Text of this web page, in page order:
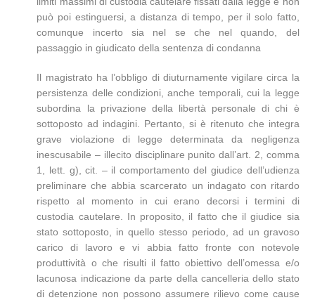
può poi estinguersi, a distanza di tempo, per il solo fatto,
comunque incerto sia nel se che nel quando, del
passaggio in giudicato della sentenza di condanna
Il magistrato ha l’obbligo di diuturnamente vigilare circa la
persistenza delle condizioni, anche temporali, cui la legge
subordina la privazione della libertà personale di chi è
sottoposto ad indagini. Pertanto, si è ritenuto che integra
grave violazione di legge determinata da negligenza
inescusabile – illecito disciplinare punito dall’art. 2, comma
1, lett. g), cit. – il comportamento del giudice dell’udienza
preliminare che abbia scarcerato un indagato con ritardo
rispetto al momento in cui erano decorsi i termini di
custodia cautelare. In proposito, il fatto che il giudice sia
stato sottoposto, in quello stesso periodo, ad un gravoso
carico di lavoro e vi abbia fatto fronte con notevole
produttività o che risulti il fatto obiettivo dell’omessa e/o
lacunosa indicazione da parte della cancelleria dello stato
di detenzione non possono assumere rilievo come cause